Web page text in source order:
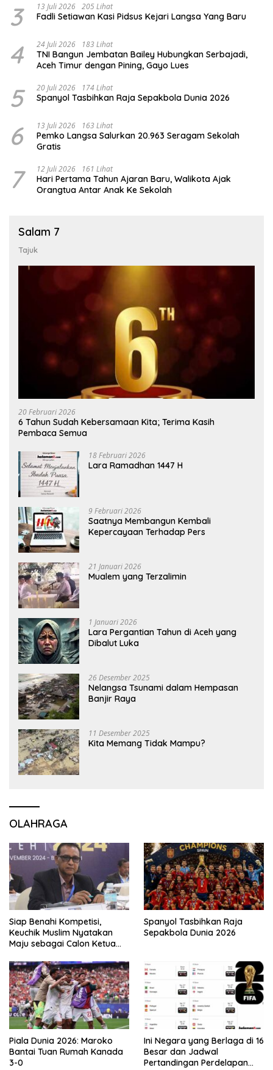
3 13 Juli 2026 205 Lihat
Fadli Setiawan Kasi Pidsus Kejari Langsa Yang Baru
4 24 Juli 2026 183 Lihat
TNI Bangun Jembatan Bailey Hubungkan Serbajadi,
Aceh Timur dengan Pining, Gayo Lues
5 20 Juli 2026 174 Lihat
Spanyol Tasbihkan Raja Sepakbola Dunia 2026
6 13 Juli 2026 163 Lihat
Pemko Langsa Salurkan 20.963 Seragam Sekolah
Gratis
7 12 Juli 2026 161 Lihat
Hari Pertama Tahun Ajaran Baru, Walikota Ajak
Orangtua Antar Anak Ke Sekolah
Salam 7
Tajuk
20 Februari 2026
6 Tahun Sudah Kebersamaan Kita; Terima Kasih
Pembaca Semua
18 Februari 2026
Lara Ramadhan 1447 H
9 Februari 2026
Saatnya Membangun Kembali
Kepercayaan Terhadap Pers
21 Januari 2026
Mualem yang Terzalimin
1 Januari 2026
Lara Pergantian Tahun di Aceh yang
Dibalut Luka
26 Desember 2025
Nelangsa Tsunami dalam Hempasan
Banjir Raya
11 Desember 2025
Kita Memang Tidak Mampu?
OLAHRAGA
Siap Benahi Kompetisi,
Keuchik Muslim Nyatakan
Maju sebagai Calon Ketua
Spanyol Tasbihkan Raja
Sepakbola Dunia 2026
Piala Dunia 2026: Maroko
Bantai Tuan Rumah Kanada
3-0
Ini Negara yang Berlaga di 16
Besar dan Jadwal
Pertandingan Perdelapan